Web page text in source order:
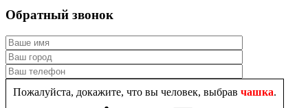
Обратный звонок
Пожалуйста, докажите, что вы человек, выбрав чашка.